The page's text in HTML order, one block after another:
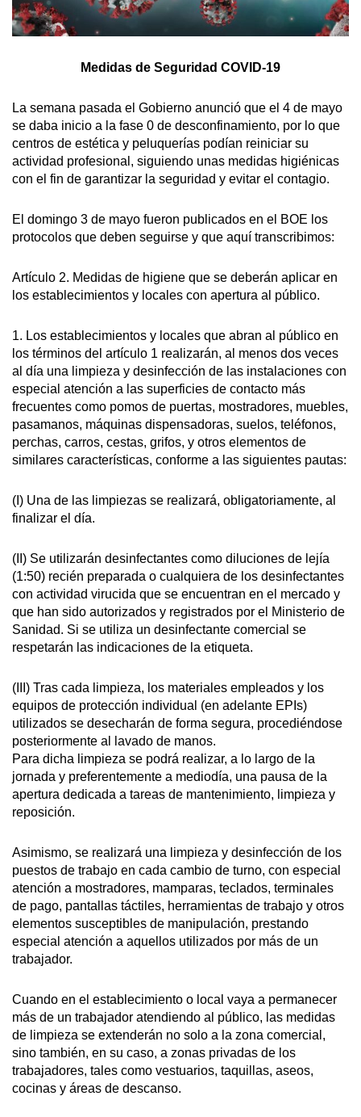
Medidas de Seguridad COVID-19
La semana pasada el Gobierno anunció que el 4 de mayo
se daba inicio a la fase 0 de desconfinamiento, por lo que
centros de estética y peluquerías podían reiniciar su
actividad profesional, siguiendo unas medidas higiénicas
con el fin de garantizar la seguridad y evitar el contagio.
El domingo 3 de mayo fueron publicados en el BOE los
protocolos que deben seguirse y que aquí transcribimos:
Artículo 2. Medidas de higiene que se deberán aplicar en
los establecimientos y locales con apertura al público.
1. Los establecimientos y locales que abran al público en
los términos del artículo 1 realizarán, al menos dos veces
al día una limpieza y desinfección de las instalaciones con
especial atención a las superficies de contacto más
frecuentes como pomos de puertas, mostradores, muebles,
pasamanos, máquinas dispensadoras, suelos, teléfonos,
perchas, carros, cestas, grifos, y otros elementos de
similares características, conforme a las siguientes pautas:
(I) Una de las limpiezas se realizará, obligatoriamente, al
finalizar el día.
(II) Se utilizarán desinfectantes como diluciones de lejía
(1:50) recién preparada o cualquiera de los desinfectantes
con actividad virucida que se encuentran en el mercado y
que han sido autorizados y registrados por el Ministerio de
Sanidad. Si se utiliza un desinfectante comercial se
respetarán las indicaciones de la etiqueta.
(III) Tras cada limpieza, los materiales empleados y los
equipos de protección individual (en adelante EPIs)
utilizados se desecharán de forma segura, procediéndose
posteriormente al lavado de manos.
Para dicha limpieza se podrá realizar, a lo largo de la
jornada y preferentemente a mediodía, una pausa de la
apertura dedicada a tareas de mantenimiento, limpieza y
reposición.
Asimismo, se realizará una limpieza y desinfección de los
puestos de trabajo en cada cambio de turno, con especial
atención a mostradores, mamparas, teclados, terminales
de pago, pantallas táctiles, herramientas de trabajo y otros
elementos susceptibles de manipulación, prestando
especial atención a aquellos utilizados por más de un
trabajador.
Cuando en el establecimiento o local vaya a permanecer
más de un trabajador atendiendo al público, las medidas
de limpieza se extenderán no solo a la zona comercial,
sino también, en su caso, a zonas privadas de los
trabajadores, tales como vestuarios, taquillas, aseos,
cocinas y áreas de descanso.